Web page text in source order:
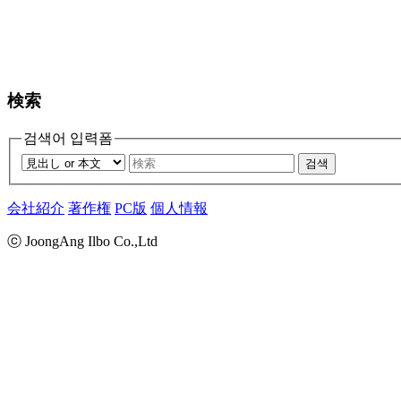
検索
검색어 입력폼
검색
会社紹介 著作権 PC版 個人情報
ⓒ JoongAng Ilbo Co.,Ltd